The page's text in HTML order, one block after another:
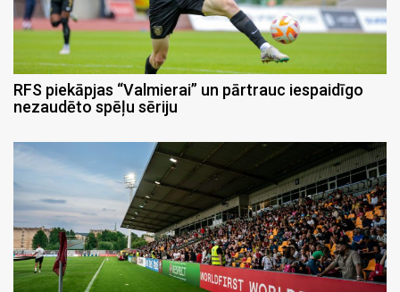
RFS piekāpjas “Valmierai” un pārtrauc iespaidīgo
nezaudēto spēļu sēriju